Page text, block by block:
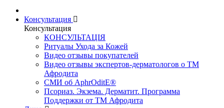
Консультация
Консультация
КОНСУЛЬТАЦІЯ
Ритуалы Ухода за Кожей
Видео отзывы покупателей
Видео отзывы экспертов-дерматологов о ТМ
Афродита
СМИ об AphrOditE®
Псориаз. Экзема. Дерматит. Программа
Поддержки от ТМ Афродита